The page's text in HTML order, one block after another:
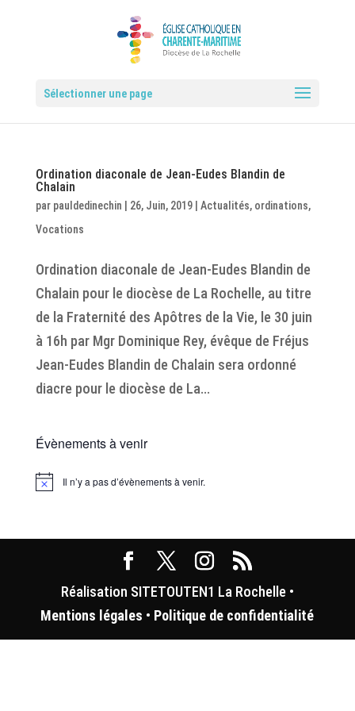
Sélectionner une page
Ordination diaconale de Jean-Eudes Blandin de
Chalain
par pauldedinechin 26, Juin, 2019| Actualités, ordinations,
Vocations
Ordination diaconale de Jean-Eudes Blandin de
Chalain pour le diocèse de La Rochelle, au titre
de la Fraternité des Apôtres de la Vie, le 30 juin
à 16h par Mgr Dominique Rey, évêque de Fréjus
Jean-Eudes Blandin de Chalain sera ordonné
diacre pour le diocèse de La...
Évènements à venir
Notice Il n’y a pas d’évènements à venir.
Réalisation SITETOUTEN1 La Rochelle •
Mentions légales • Politique de confidentialité